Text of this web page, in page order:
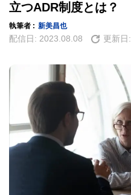
立つADR制度とは？
執筆者 : 新美昌也
配信日: 2023.08.08 更新日: